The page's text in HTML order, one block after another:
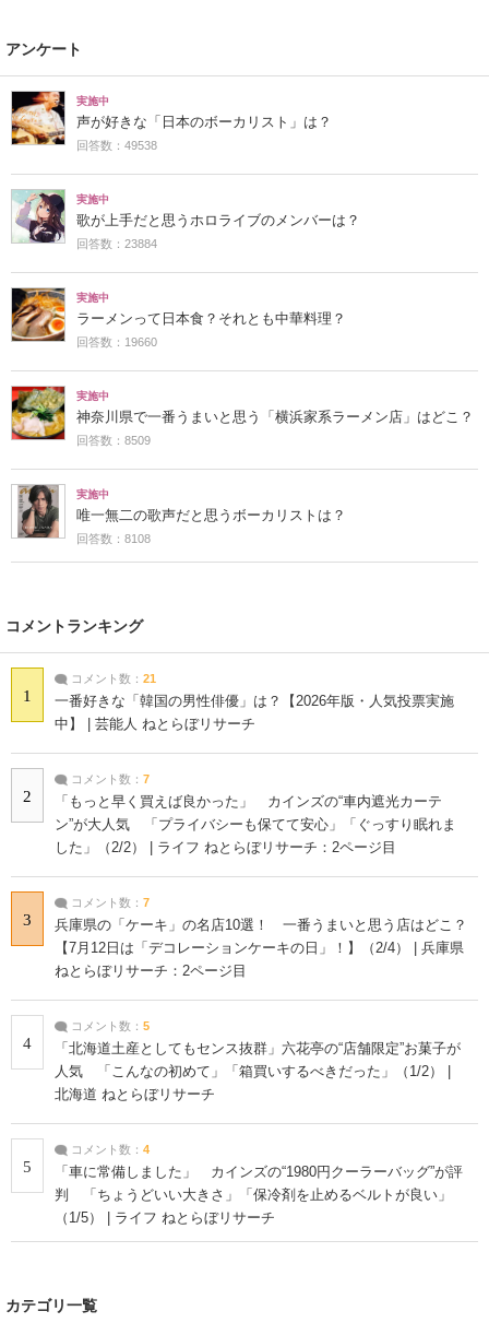
アンケート
実施中
声が好きな「日本のボーカリスト」は？
回答数：49538
実施中
歌が上手だと思うホロライブのメンバーは？
回答数：23884
実施中
ラーメンって日本食？それとも中華料理？
回答数：19660
実施中
神奈川県で一番うまいと思う「横浜家系ラーメン店」はどこ？
回答数：8509
実施中
唯一無二の歌声だと思うボーカリストは？
回答数：8108
コメントランキング
1
コメント数： 21
一番好きな「韓国の男性俳優」は？【2026年版・人気投票実施
中】 | 芸能人 ねとらぼリサーチ
2
コメント数： 7
「もっと早く買えば良かった」 カインズの“車内遮光カーテ
ン”が大人気 「プライバシーも保てて安心」「ぐっすり眠れま
した」（2/2） | ライフ ねとらぼリサーチ：2ページ目
3
コメント数： 7
兵庫県の「ケーキ」の名店10選！ 一番うまいと思う店はどこ？
【7月12日は「デコレーションケーキの日」！】（2/4） | 兵庫県
ねとらぼリサーチ：2ページ目
4
コメント数： 5
「北海道土産としてもセンス抜群」六花亭の“店舗限定”お菓子が
人気 「こんなの初めて」「箱買いするべきだった」（1/2） |
北海道 ねとらぼリサーチ
5
コメント数： 4
「車に常備しました」 カインズの“1980円クーラーバッグ”が評
判 「ちょうどいい大きさ」「保冷剤を止めるベルトが良い」
（1/5） | ライフ ねとらぼリサーチ
カテゴリ一覧